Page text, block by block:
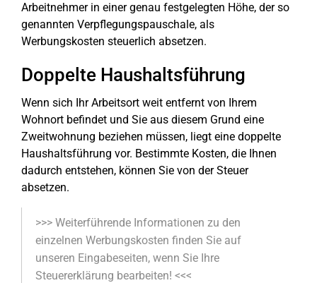
Arbeitnehmer in einer genau festgelegten Höhe, der so
genannten Verpflegungspauschale, als
Werbungskosten steuerlich absetzen.
Doppelte Haushaltsführung
Wenn sich Ihr Arbeitsort weit entfernt von Ihrem
Wohnort befindet und Sie aus diesem Grund eine
Zweitwohnung beziehen müssen, liegt eine doppelte
Haushaltsführung vor. Bestimmte Kosten, die Ihnen
dadurch entstehen, können Sie von der Steuer
absetzen.
>>> Weiterführende Informationen zu den
einzelnen Werbungskosten finden Sie auf
unseren Eingabeseiten, wenn Sie Ihre
Steuererklärung bearbeiten! <<<